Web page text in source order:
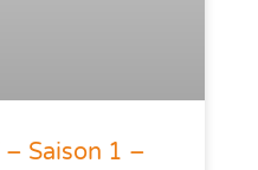
– Saison 1 –